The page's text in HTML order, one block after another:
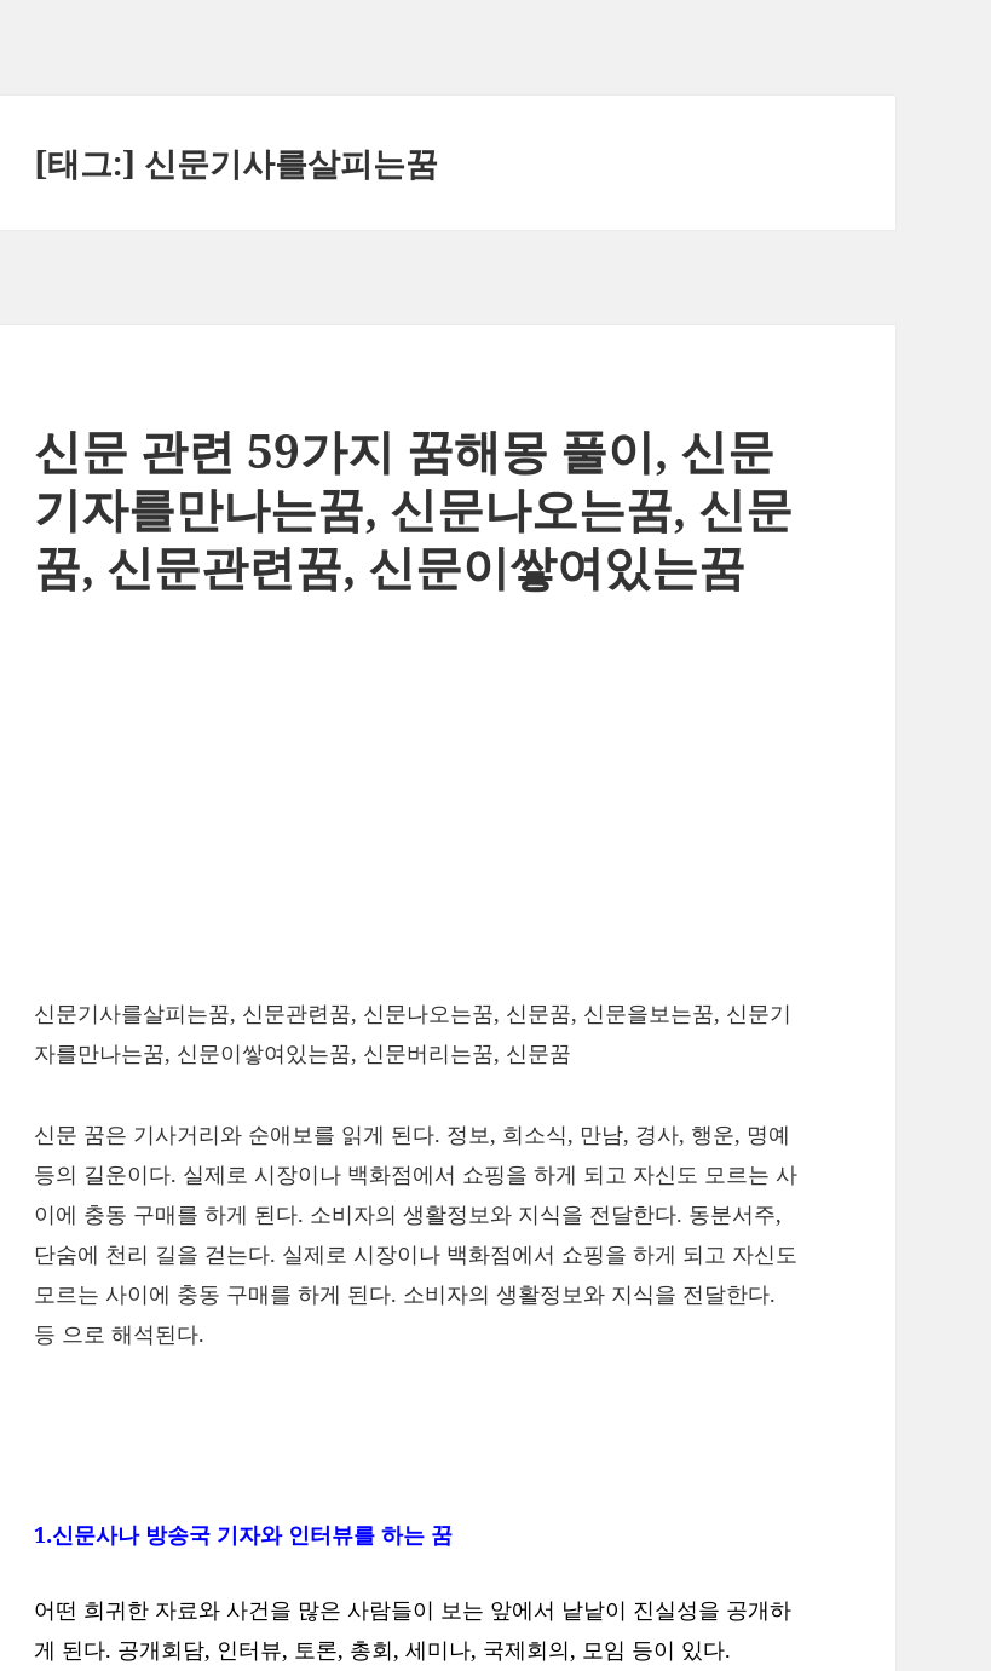
[태그:] 신문기사를살피는꿈
신문 관련 59가지 꿈해몽 풀이, 신문
기자를만나는꿈, 신문나오는꿈, 신문
꿈, 신문관련꿈, 신문이쌓여있는꿈
신문기사를살피는꿈, 신문관련꿈, 신문나오는꿈, 신문꿈, 신문을보는꿈, 신문기
자를만나는꿈, 신문이쌓여있는꿈, 신문버리는꿈, 신문꿈
신문 꿈은 기사거리와 순애보를 읽게 된다. 정보, 희소식, 만남, 경사, 행운, 명예
등의 길운이다. 실제로 시장이나 백화점에서 쇼핑을 하게 되고 자신도 모르는 사
이에 충동 구매를 하게 된다. 소비자의 생활정보와 지식을 전달한다. 동분서주,
단숨에 천리 길을 걷는다. 실제로 시장이나 백화점에서 쇼핑을 하게 되고 자신도
모르는 사이에 충동 구매를 하게 된다. 소비자의 생활정보와 지식을 전달한다.
등 으로 해석된다.
1.신문사나 방송국 기자와 인터뷰를 하는 꿈
어떤 희귀한 자료와 사건을 많은 사람들이 보는 앞에서 낱낱이 진실성을 공개하
게 된다. 공개회담, 인터뷰, 토론, 총회, 세미나, 국제회의, 모임 등이 있다.